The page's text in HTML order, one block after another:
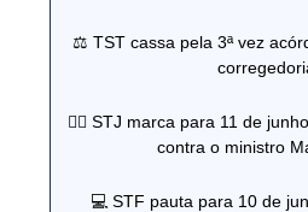
⚖️ TST cassa pela 3ª vez
👨‍⚖️ STJ marca para 11 de
contra o ministro
💻 STF pauta para 10 de